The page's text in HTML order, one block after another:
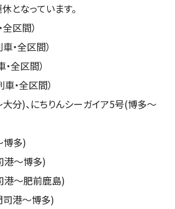
となっています。
全区間）
・全区間）
全区間）
・全区間）
大分)、にちりんシーガイア5号(博多～
博多)
港～博多)
港～肥前鹿島)
司港～博多)